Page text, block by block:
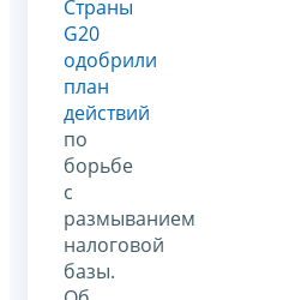
Страны
G20
одобрили
план
действий
по
борьбе
с
размыванием
налоговой
базы.